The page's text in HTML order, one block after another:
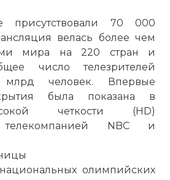
присутствовали 70 000
велась более чем
мира на 220 стран и
число телезрителей
млрд человек. Впервые
была показана в
четкости (HD)
телекомпанией NBC и
олимпийских